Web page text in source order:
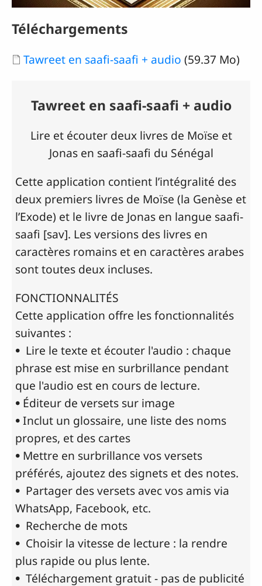
Téléchargements
Document
Tawreet en saafi-saafi + audio (59.37 Mo)
Tawreet en saafi-saafi + audio
Lire et écouter deux livres de Moïse et
Jonas en saafi-saafi du Sénégal
Cette application contient l’intégralité des
deux premiers livres de Moïse (la Genèse et
l’Exode) et le livre de Jonas en langue saafi-
saafi [sav]. Les versions des livres en
caractères romains et en caractères arabes
sont toutes deux incluses.
FONCTIONNALITÉS
Cette application offre les fonctionnalités
suivantes :
• Lire le texte et écouter l'audio : chaque
phrase est mise en surbrillance pendant
que l'audio est en cours de lecture.
• Éditeur de versets sur image
• Inclut un glossaire, une liste des noms
propres, et des cartes
• Mettre en surbrillance vos versets
préférés, ajoutez des signets et des notes.
• Partager des versets avec vos amis via
WhatsApp, Facebook, etc.
• Recherche de mots
• Choisir la vitesse de lecture : la rendre
plus rapide ou plus lente.
• Téléchargement gratuit - pas de publicité